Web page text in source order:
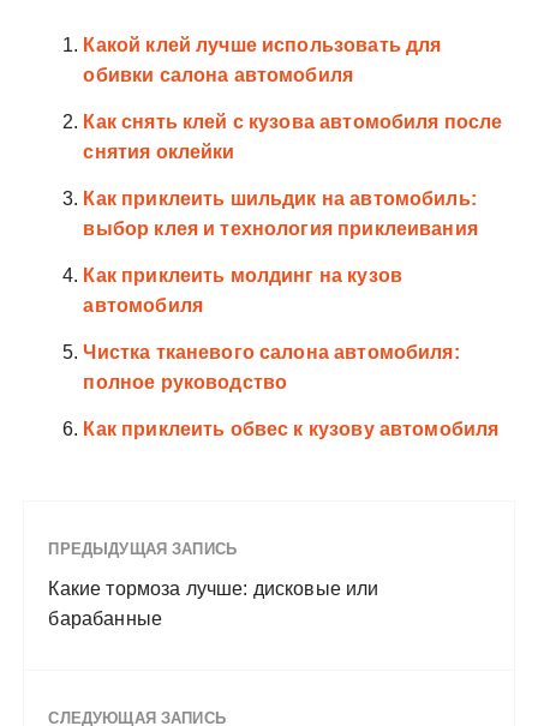
Какой клей лучше использовать для
обивки салона автомобиля
Как снять клей с кузова автомобиля после
снятия оклейки
Как приклеить шильдик на автомобиль:
выбор клея и технология приклеивания
Как приклеить молдинг на кузов
автомобиля
Чистка тканевого салона автомобиля:
полное руководство
Как приклеить обвес к кузову автомобиля
ПРЕДЫДУЩАЯ ЗАПИСЬ
Какие тормоза лучше: дисковые или
барабанные
СЛЕДУЮЩАЯ ЗАПИСЬ